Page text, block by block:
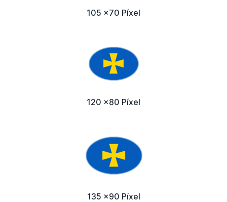
105 x70 Píxel
120 x80 Píxel
135 x90 Píxel